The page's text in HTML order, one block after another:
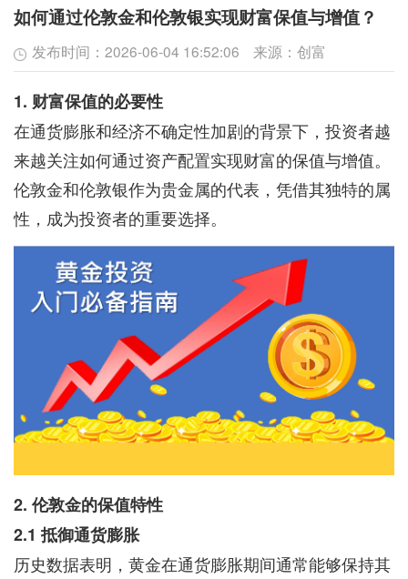
​如何通过伦敦金和伦敦银实现财富保值与增值？
发布时间：2026-06-04 16:52:06 来源：创富
1. 财富保值的必要性
在通货膨胀和经济不确定性加剧的背景下，投资者越
来越关注如何通过资产配置实现财富的保值与增值。
伦敦金和伦敦银作为贵金属的代表，凭借其独特的属
性，成为投资者的重要选择。
2. 伦敦金的保值特性
2.1 抵御通货膨胀
历史数据表明，黄金在通货膨胀期间通常能够保持其